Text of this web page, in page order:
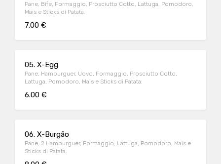
Pane, Bife, Formaggio, Prosciutto Cotto, Lattuga, Pomodoro,
Mais e Sticks di Patata.
7.00 €
05. X-Egg
Pane, Hamburguer, Uovo, Formaggio, Prosciutto Cotto,
Lattuga, Pomodoro, Mais e Sticks di Patata.
6.00 €
06. X-Burgão
Pane, 2 Hamburguer, Formaggio, Lattuga, Pomodoro, Mais e
Sticks di Patata.